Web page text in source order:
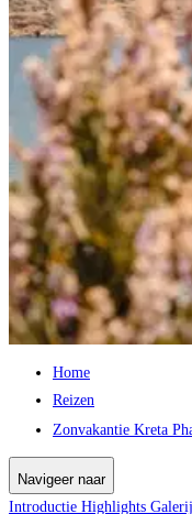
Home
Reizen
Zonvakantie Kreta
Navigeer naar
Introductie Highlights Galerij